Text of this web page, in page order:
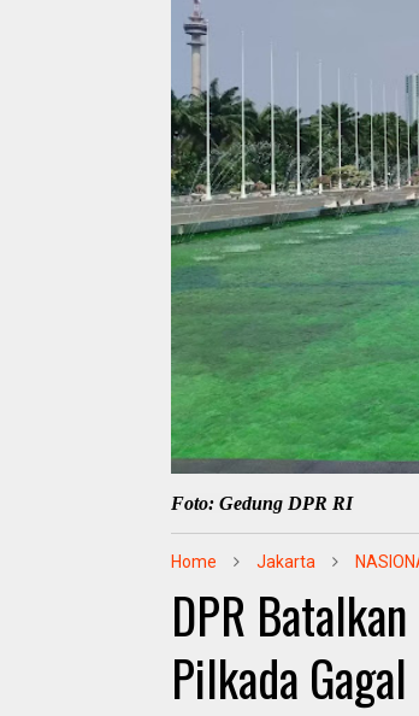
Foto: Gedung DPR RI
Home Jakarta
DPR
Pilkada